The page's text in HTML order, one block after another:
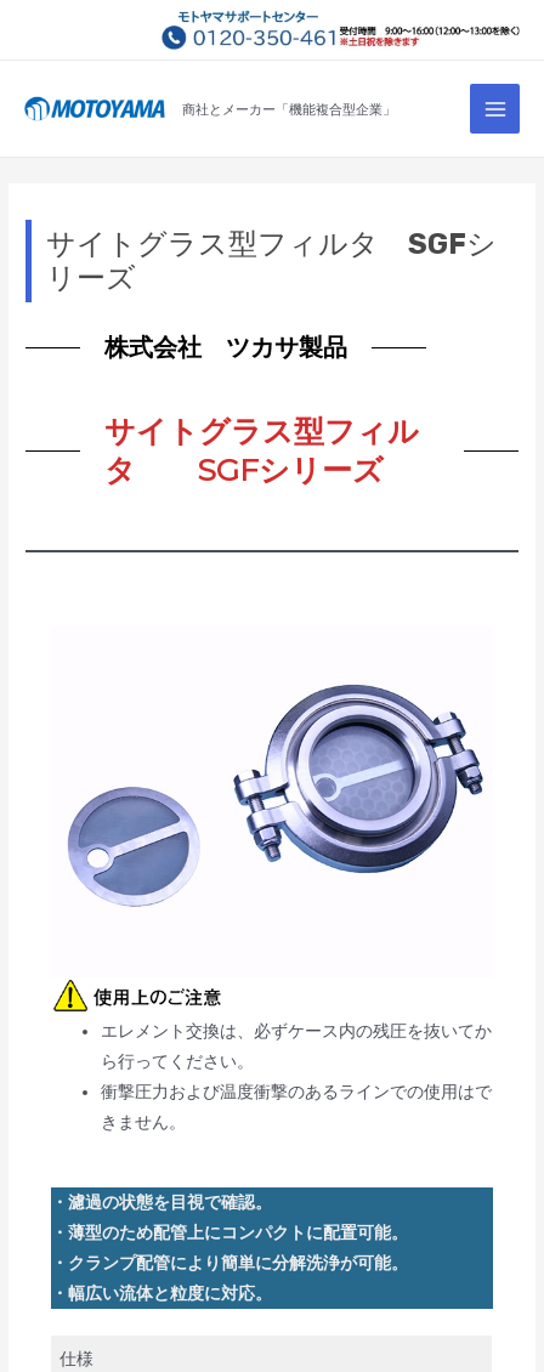
商社とメーカー「機能複合型企業」
Main
サイトグラス型フィルタ SGFシ
リーズ
株式会社 ツカサ製品
サイトグラス型フィル
タ SGFシリーズ
エレメント交換は、必ずケース内の残圧を抜いてか
ら行ってください。
衝撃圧力および温度衝撃のあるラインでの使用はで
きません。
・濾過の状態を目視で確認。
・薄型のため配管上にコンパクトに配置可能。
・クランプ配管により簡単に分解洗浄が可能。
・幅広い流体と粒度に対応。
仕様